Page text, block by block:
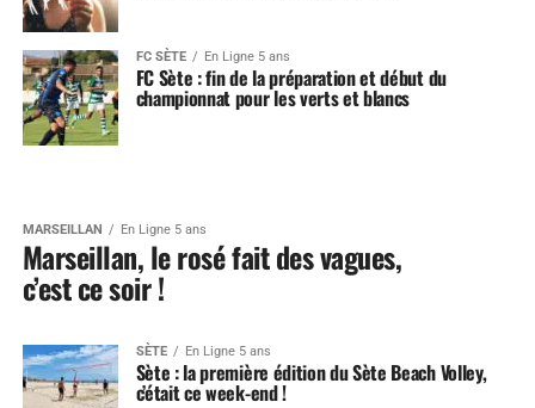
FC SÈTE En Ligne 5 ans
FC Sète : fin de la préparation et début du
championnat pour les verts et blancs
MARSEILLAN En Ligne 5 ans
Marseillan, le rosé fait des vagues,
c’est ce soir !
SÈTE En Ligne 5 ans
Sète : la première édition du Sète Beach Volley,
c’était ce week-end !